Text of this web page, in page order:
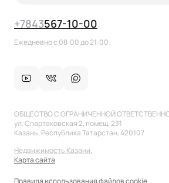
+7843567-10-00
Ежедневно с 08:00 до 21:00
ОБЩЕСТВО С ОГРАНИЧЕННОЙ
ул. Спартаковская 2, помещ. 231
Казань, Республика Татарстан, 420107
Недвижимость Казани.
Карта сайта